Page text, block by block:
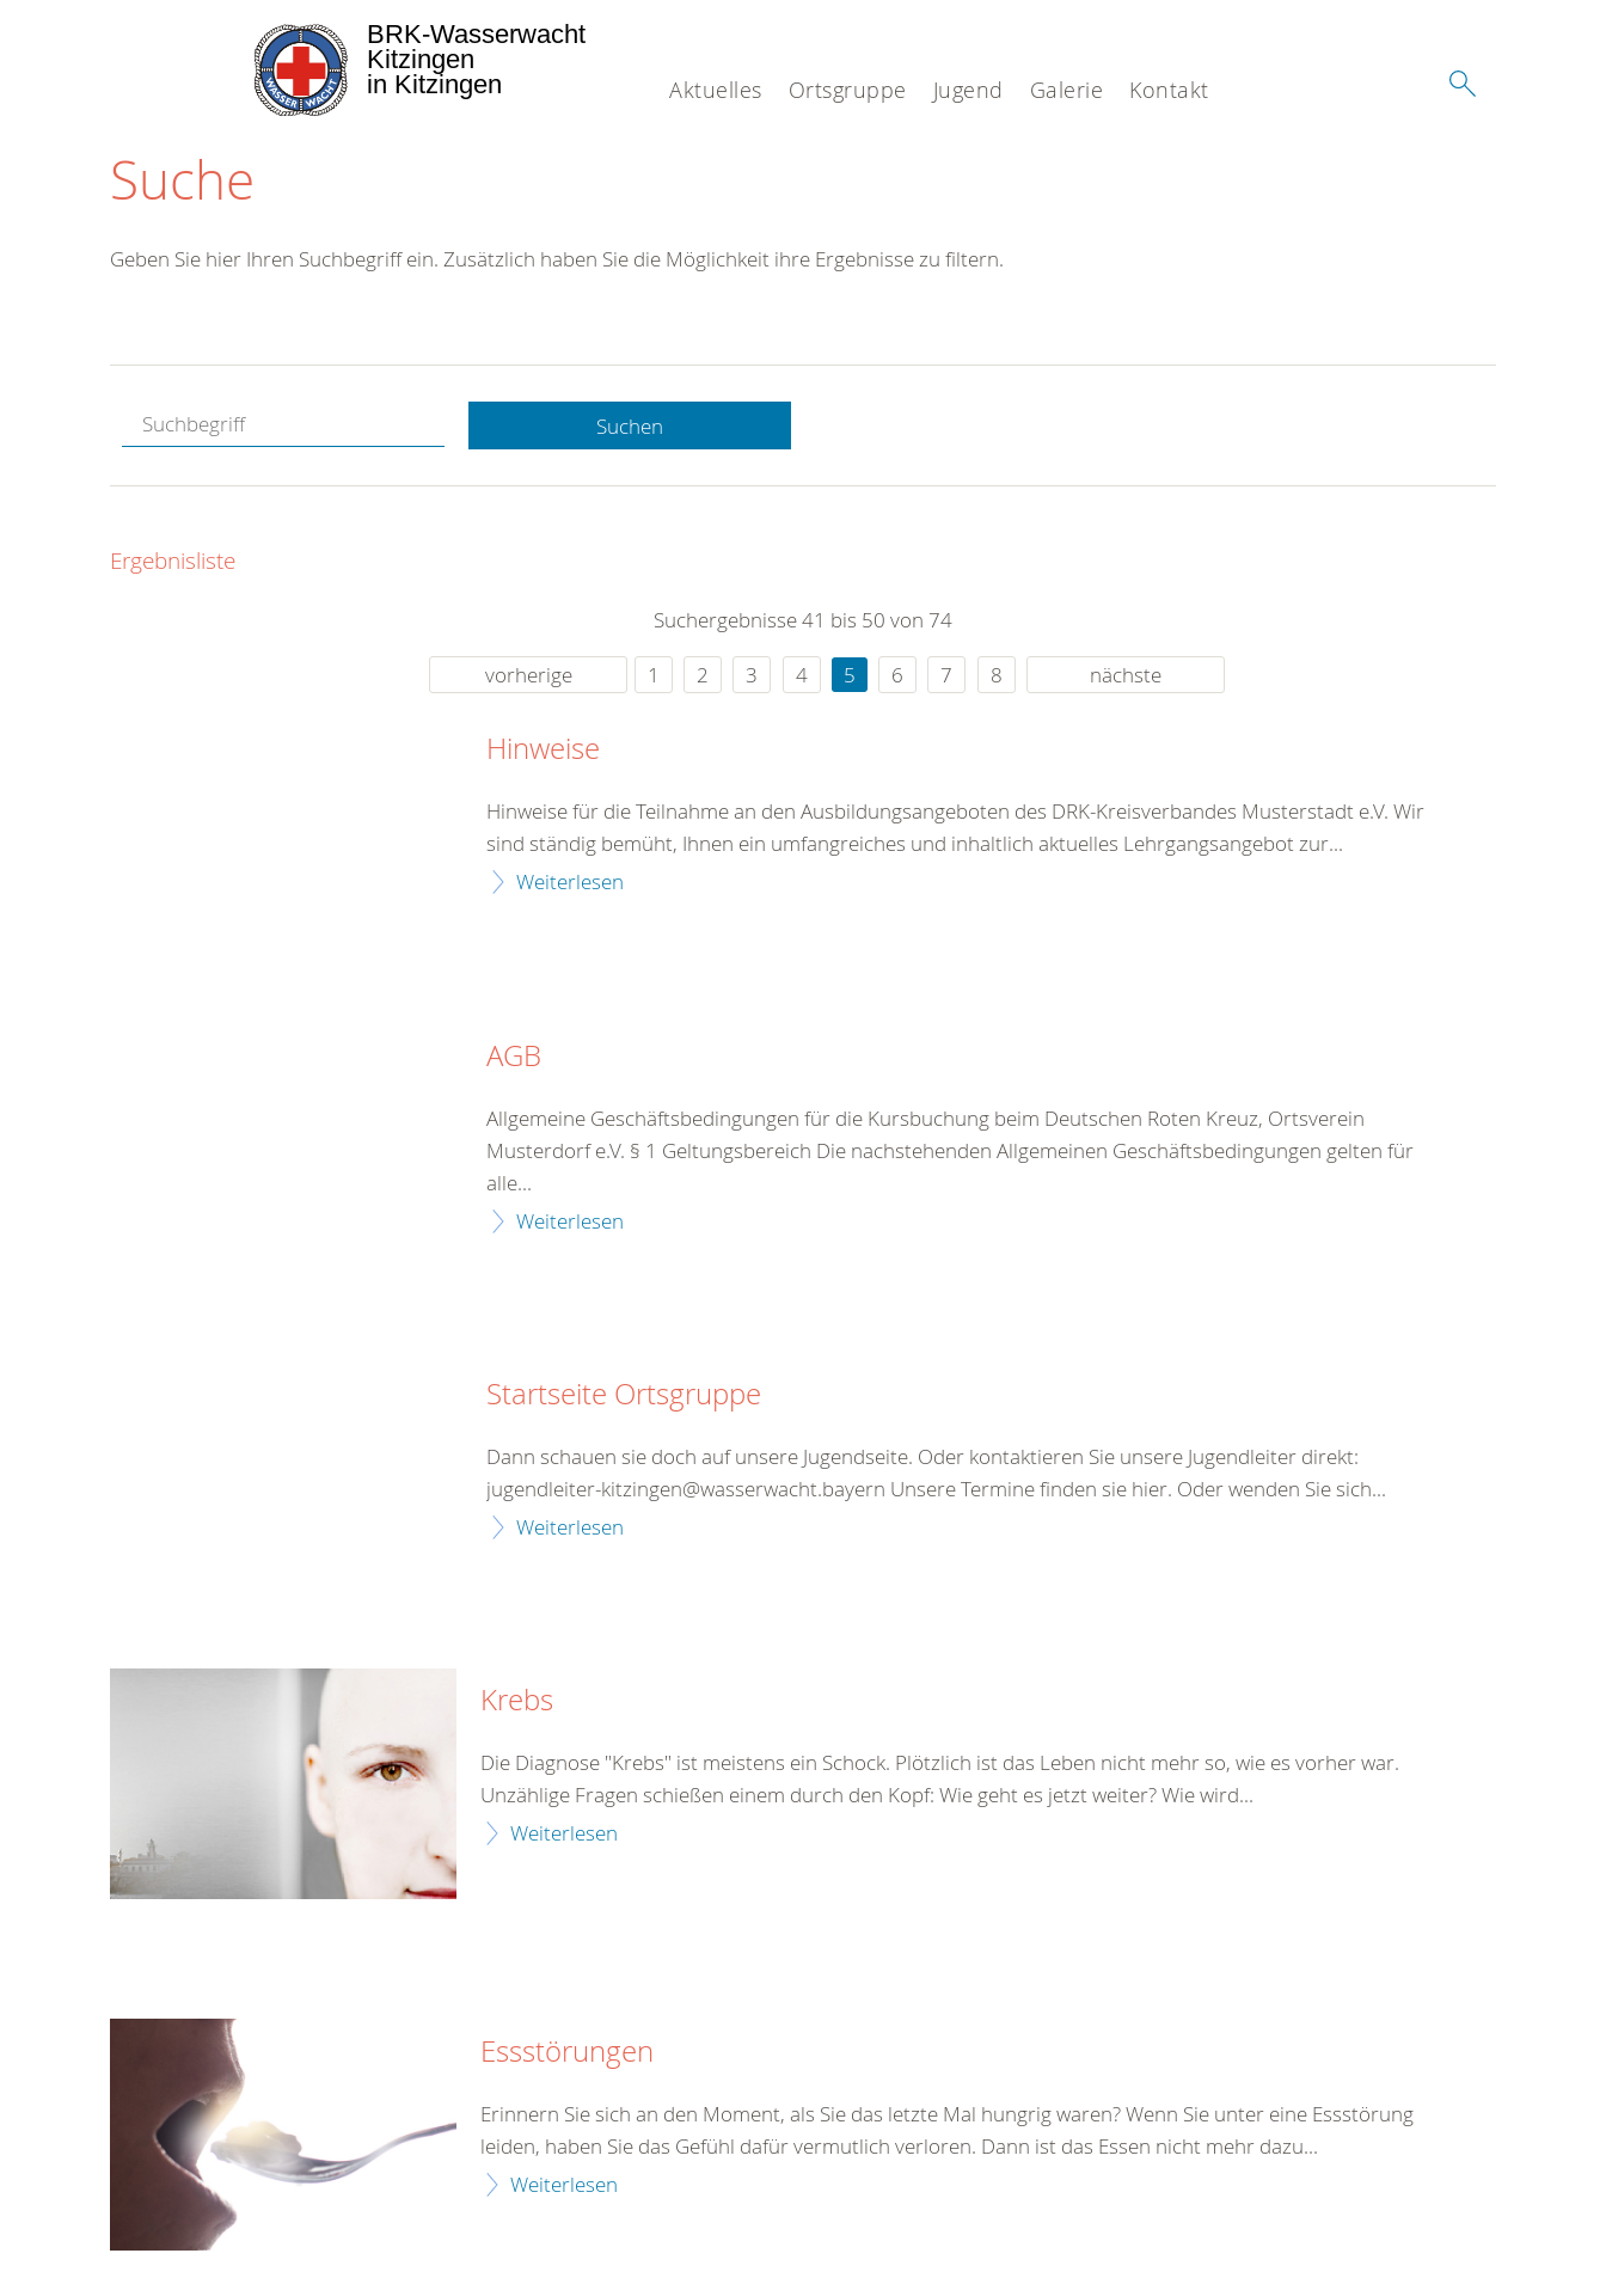
Aktuelles Ortsgruppe Jugend Galerie Kontakt
BRK-Wasserwacht
Kitzingen
in Kitzingen
Suche
Hotline.
gerne.
rund um die Uhr
Geben Sie hier Ihren Suchbegriff ein. Zusätzlich haben Sie die Möglichkeit ihre Ergebnisse zu filtern.
Suchen
Ergebnisliste
Suchergebnisse 41 bis 50 von 74
vorherige
1 2 3 4 5 6 7 8 nächste
Hinweise
Hinweise für die Teilnahme an den Ausbildungsangeboten des DRK-Kreisverbandes Musterstadt e.V. Wir
sind ständig bemüht, Ihnen ein umfangreiches und inhaltlich aktuelles Lehrgangsangebot zur...
Weiterlesen
AGB
Allgemeine Geschäftsbedingungen für die Kursbuchung beim Deutschen Roten Kreuz, Ortsverein
Musterdorf e.V. § 1 Geltungsbereich Die nachstehenden Allgemeinen Geschäftsbedingungen gelten für
alle...
Weiterlesen
Startseite Ortsgruppe
Dann schauen sie doch auf unsere Jugendseite. Oder kontaktieren Sie unsere Jugendleiter direkt:
jugendleiter-kitzingen@wasserwacht.bayern Unsere Termine finden sie hier. Oder wenden Sie sich...
Weiterlesen
Krebs
Die Diagnose "Krebs" ist meistens ein Schock. Plötzlich ist das Leben nicht mehr so, wie es vorher war.
Unzählige Fragen schießen einem durch den Kopf: Wie geht es jetzt weiter? Wie wird...
Weiterlesen
Essstörungen
Erinnern Sie sich an den Moment, als Sie das letzte Mal hungrig waren? Wenn Sie unter eine Essstörung
leiden, haben Sie das Gefühl dafür vermutlich verloren. Dann ist das Essen nicht mehr dazu...
Weiterlesen